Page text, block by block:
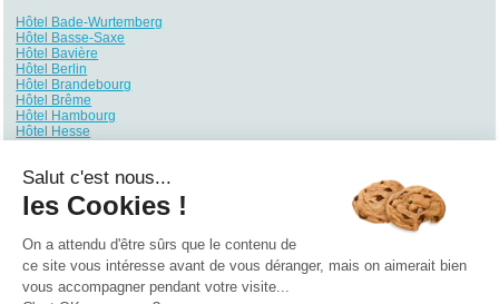
Hôtel Bade-Wurtemberg
Hôtel Basse-Saxe
Hôtel Bavière
Hôtel Berlin
Hôtel Brandebourg
Hôtel Brême
Hôtel Hambourg
Hôtel Hesse
Hôtel Rhénanie-Palatinat
Hôtel Sarre
Hôtel Saxe
Hôtel Schleswig-Holstein
Qui sommes nous ? |Contactez-nous
Salut c'est nous...
les Cookies !
On a attendu d'être sûrs que le contenu de
ce site vous intéresse avant de vous déranger, mais on aimerait bien
vous accompagner pendant votre visite...